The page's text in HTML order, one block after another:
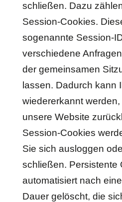
schließen. Dazu
Session-Cookies.
sogenannte Session-
verschiedene
der gemeinsamen
lassen. Dadurch kann
wiedererkannt
unsere Website
Session-Cookies
Sie sich ausloggen
schließen. Persistente
automatisiert nach
Dauer gelöscht, die